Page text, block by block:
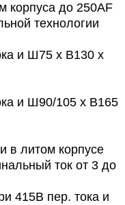
корпуса до 250AF
технологии
и Ш75 х В130 х
и Ш90/105 х В165
в литом корпусе
ток от 3 до
415В пер. тока и